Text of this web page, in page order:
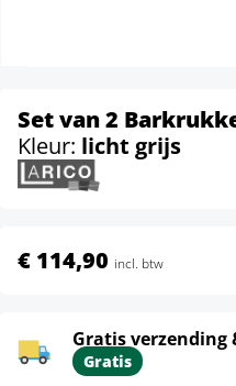
Set van 2
Kleur: licht grijs
€ 114,90 incl. btw
Gratis
Gratis